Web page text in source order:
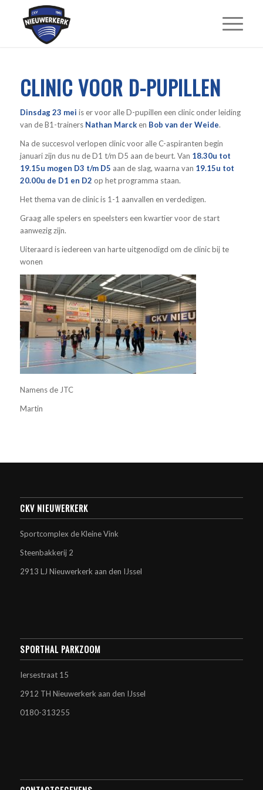
CLINIC VOOR D-PUPILLEN
Dinsdag 23 mei is er voor alle D-pupillen een clinic onder leiding
van de B1-trainers Nathan Marcken Bob van der Weide.
Na de succesvol verlopen clinic voor alle C-aspiranten begin
januari zijn dus nu de D1 t/m D5 aan de beurt. Van 18.30u tot
19.15u mogen D3 t/m D5 aan de slag, waarna van 19.15u tot
20.00u de D1 en D2 op het programma staan.
Het thema van de clinic is 1-1 aanvallen en verdedigen.
Graag alle spelers en speelsters een kwartier voor de start
aanwezig zijn.
Uiteraard is iedereen van harte uitgenodigd om de clinic bij te
wonen
Namens de JTC
Martin
CKV NIEUWERKERK
Sportcomplex de Kleine Vink
Steenbakkerij 2
2913 LJ Nieuwerkerk aan den IJssel
SPORTHAL PARKZOOM
Iersestraat 15
2912 TH Nieuwerkerk aan den IJssel
0180-313255